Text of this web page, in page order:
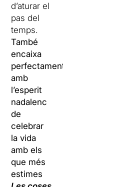
d’aturar el
pas del
temps.
També
encaixa
perfectament
amb
l’esperit
nadalenc
de
celebrar
la vida
amb els
que més
estimes